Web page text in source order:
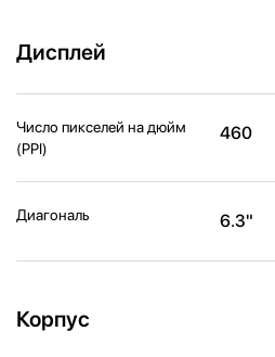
Дисплей
Число пикселей на дюйм
(PPI)
460
Диагональ 6.3"
Корпус